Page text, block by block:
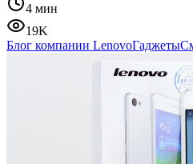
4 мин
19K
Блог компании LenovoГаджеты